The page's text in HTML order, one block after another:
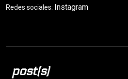
Redes sociales: Instagram
post(s)